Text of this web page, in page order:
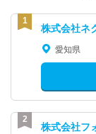
株式会社ネ
愛知県
株式会社フ